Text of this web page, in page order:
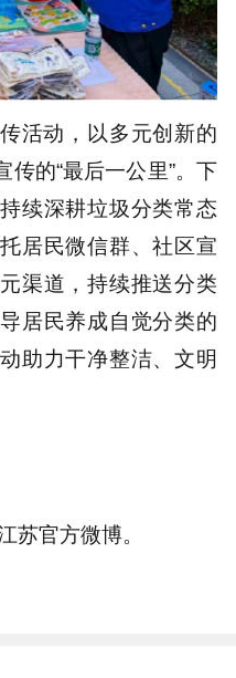
活动，以多元创新的
的“最后一公里”。下
续深耕垃圾分类常态
居民微信群、社区宣
渠道，持续推送分类
居民养成自觉分类的
助力干净整洁、文明
苏官方微博。